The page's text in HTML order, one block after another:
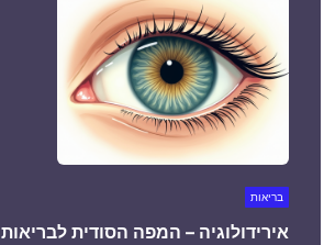
בריאות
אירידולוגיה – המפה הסודית לבריאות